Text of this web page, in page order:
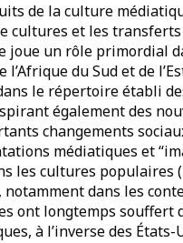
de la culture
cultures et les
joue un rôle primordial
l’Afrique du Sud et de
le répertoire établi
également des
changements
médiatiques et
les cultures populaires
notamment dans les
ont longtemps souffert
à l’inverse des